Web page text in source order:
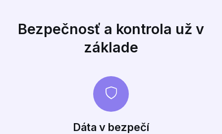
Bezpečnosť a kontrola už v
základe
Dáta v bezpečí